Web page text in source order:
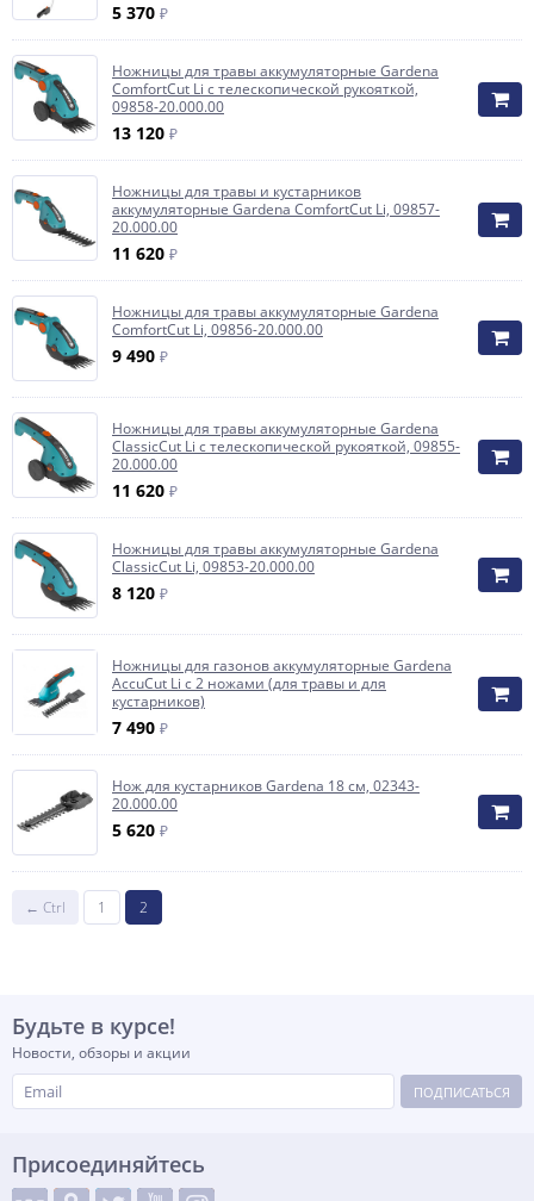
5 370 ₽
Ножницы для травы аккумуляторные Gardena
ComfortCut Li с телескопической рукояткой,
09858-20.000.00
13 120 ₽
Ножницы для травы и кустарников
аккумуляторные Gardena ComfortCut Li, 09857-
20.000.00
11 620 ₽
Ножницы для травы аккумуляторные Gardena
ComfortCut Li, 09856-20.000.00
9 490 ₽
Ножницы для травы аккумуляторные Gardena
ClassicCut Li с телескопической рукояткой, 09855-
20.000.00
11 620 ₽
Ножницы для травы аккумуляторные Gardena
ClassicCut Li, 09853-20.000.00
8 120 ₽
Ножницы для газонов аккумуляторные Gardena
AccuCut Li с 2 ножами (для травы и для
кустарников)
7 490 ₽
Нож для кустарников Gardena 18 см, 02343-
20.000.00
5 620 ₽
← Ctrl 1 2
Будьте в курсе!
Новости, обзоры и акции
ПОДПИСАТЬСЯ
Присоединяйтесь